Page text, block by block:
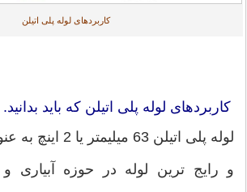
کاربردهای لوله پلی اتیلن
کاربردهای لوله پلی اتیلن که باید بدانید.
لوله پلی اتیلن 63
و رایج ترین لوله در حوزه آبیاری و